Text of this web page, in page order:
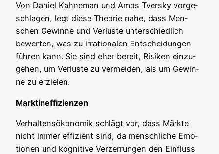
Von Dani­el Kah­ne­man und Amos Tvers­ky vor­ge­
schla­gen, legt die­se Theo­rie nahe, dass Men­
schen Gewin­ne und Ver­lus­te unter­schied­lich
bewer­ten, was zu irra­tio­na­len Ent­schei­dun­gen
füh­ren kann. Sie sind eher bereit, Risi­ken ein­zu­
ge­hen, um Ver­lus­te zu ver­mei­den, als um Gewin­
ne zu erzielen.
Markt­in­ef­fi­zi­en­zen
Ver­hal­tens­öko­no­mik schlägt vor, dass Märk­te
nicht immer effi­zi­ent sind, da mensch­li­che Emo­
tio­nen und kogni­ti­ve Ver­zer­run­gen den Ein­fluss